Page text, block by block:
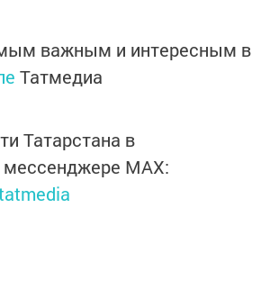
важным и интересным в
Татмедиа
Татарстана в
MАХ: